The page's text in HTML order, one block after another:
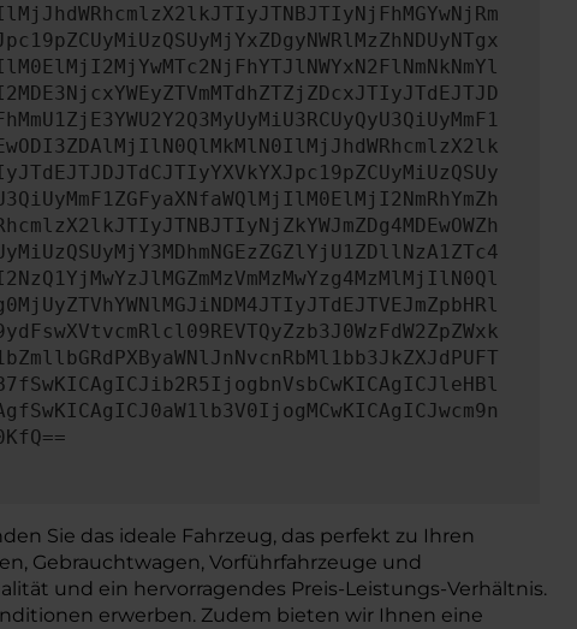
Sie das ideale Fahrzeug, das perfekt zu Ihren
Gebrauchtwagen, Vorführfahrzeuge und
und ein hervorragendes Preis-Leistungs-Verhältnis.
erwerben. Zudem bieten wir Ihnen eine